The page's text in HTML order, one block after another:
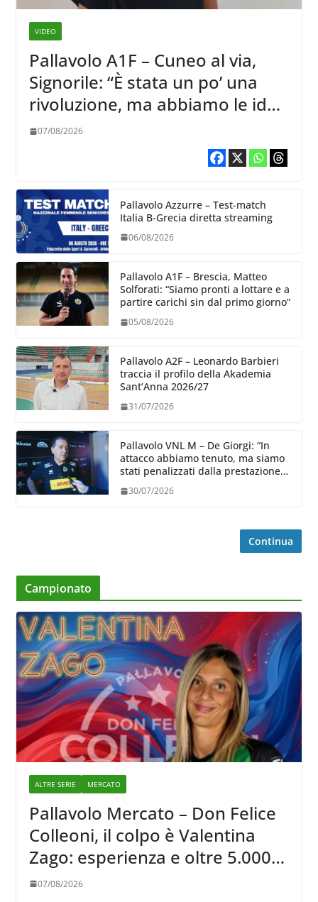
VIDEO
Pallavolo A1F – Cuneo al via,
Signorile: “È stata un po’ una
rivoluzione, ma abbiamo le idee
chiare siu cosa vogliamo fare”
07/08/2026
Pallavolo Azzurre – Test-match
Italia B-Grecia diretta streaming
06/08/2026
Pallavolo A1F – Brescia, Matteo
Solforati: “Siamo pronti a lottare e a
partire carichi sin dal primo giorno”
05/08/2026
Pallavolo A2F – Leonardo Barbieri
traccia il profilo della Akademia
Sant’Anna 2026/27
31/07/2026
Pallavolo VNL M – De Giorgi: “In
attacco abbiamo tenuto, ma siamo
stati penalizzati dalla prestazione
30/07/2026
Continua
Campionato
ALTRE SERIE MERCATO
Pallavolo Mercato – Don Felice
Colleoni, il colpo è Valentina
Zago: esperienza e oltre 5.000
punti al servizio di Trescore
07/08/2026